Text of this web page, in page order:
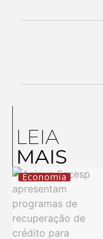
LEIA
MAIS
Economia